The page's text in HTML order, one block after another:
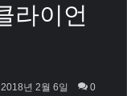
라이언
년 2월 6일 0